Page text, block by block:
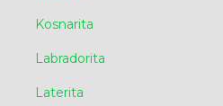
Kosnarita
Labradorita
Laterita